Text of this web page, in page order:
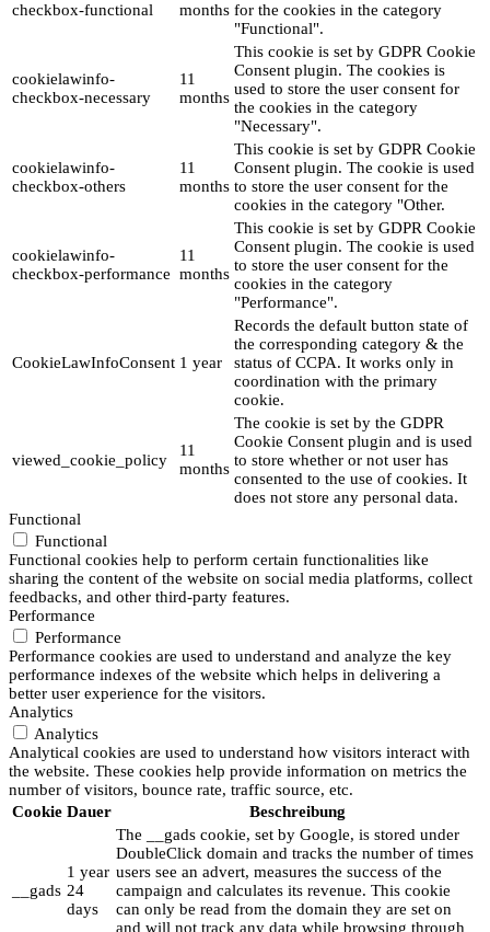
checkbox-functional
months for the cookies in the category
"Functional".
cookielawinfo-
checkbox-necessary
11
months
This cookie is set by GDPR Cookie
Consent plugin. The cookies is
used to store the user consent for
the cookies in the category
"Necessary".
cookielawinfo-
checkbox-others
11
months
This cookie is set by GDPR Cookie
Consent plugin. The cookie is used
to store the user consent for the
cookies in the category "Other.
cookielawinfo-
checkbox-performance
11
months
This cookie is set by GDPR Cookie
Consent plugin. The cookie is used
to store the user consent for the
cookies in the category
"Performance".
CookieLawInfoConsent 1 year
Records the default button state of
the corresponding category & the
status of CCPA. It works only in
coordination with the primary
cookie.
viewed_cookie_policy
11
months
The cookie is set by the GDPR
Cookie Consent plugin and is used
to store whether or not user has
consented to the use of cookies. It
does not store any personal data.
Functional
Functional
Functional cookies help to perform certain functionalities like
sharing the content of the website on social media platforms, collect
feedbacks, and other third-party features.
Performance
Performance
Performance cookies are used to understand and analyze the key
performance indexes of the website which helps in delivering a
better user experience for the visitors.
Analytics
Analytics
Analytical cookies are used to understand how visitors interact with
the website. These cookies help provide information on metrics the
number of visitors, bounce rate, traffic source, etc.
Cookie Dauer Beschreibung
__gads
1 year
24
days
The __gads cookie, set by Google, is stored under
DoubleClick domain and tracks the number of times
users see an advert, measures the success of the
campaign and calculates its revenue. This cookie
can only be read from the domain they are set on
and will not track any data while browsing through